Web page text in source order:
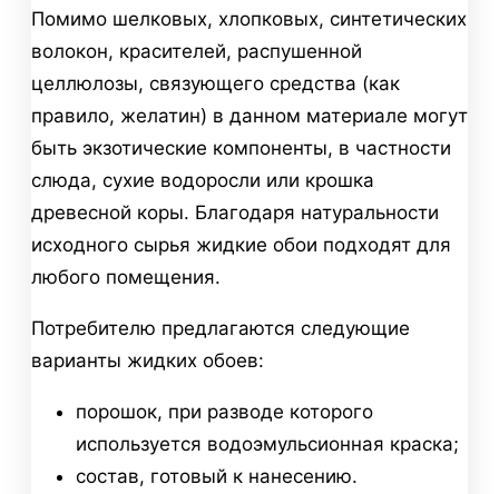
Помимо шелковых, хлопковых, синтетических
волокон, красителей, распушенной
целлюлозы, связующего средства (как
правило, желатин) в данном материале могут
быть экзотические компоненты, в частности
слюда, сухие водоросли или крошка
древесной коры. Благодаря натуральности
исходного сырья жидкие обои подходят для
любого помещения.
Потребителю предлагаются следующие
варианты жидких обоев:
порошок, при разводе которого
используется водоэмульсионная краска;
состав, готовый к нанесению.